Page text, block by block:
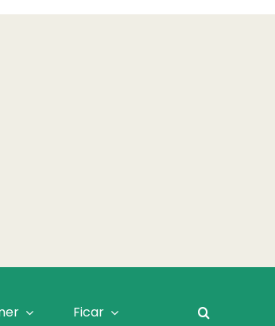
Ficar